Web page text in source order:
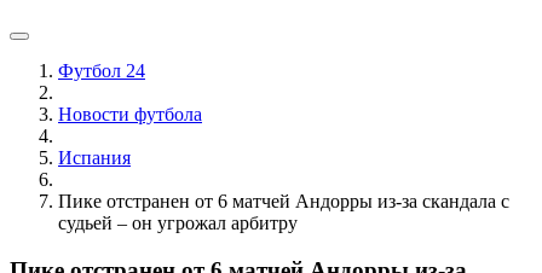
Футбол 24
Новости футбола
Испания
Пике отстранен от 6 матчей Андорры из-за скандала с
судьей – он угрожал арбитру